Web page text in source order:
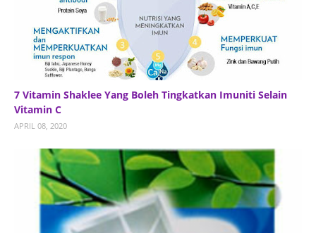
7 Vitamin Shaklee Yang Boleh Tingkatkan Imuniti Selain
Vitamin C
APRIL 08, 2020